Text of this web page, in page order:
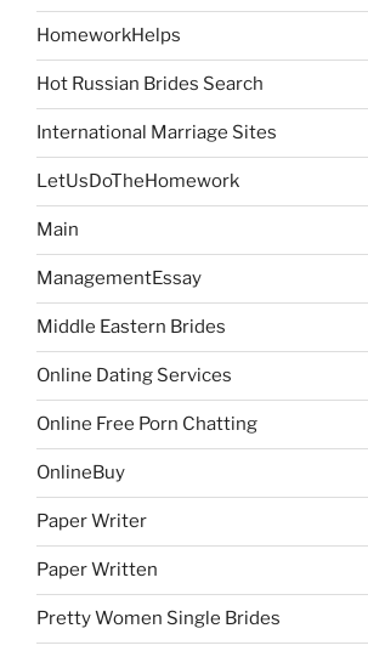
HomeworkHelps
Hot Russian Brides Search
International Marriage Sites
LetUsDoTheHomework
Main
ManagementEssay
Middle Eastern Brides
Online Dating Services
Online Free Porn Chatting
OnlineBuy
Paper Writer
Paper Written
Pretty Women Single Brides